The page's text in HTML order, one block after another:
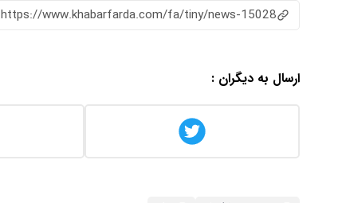
https://www.khabarfarda.com/fa/tiny/news-15028
ارسال به دیگران :